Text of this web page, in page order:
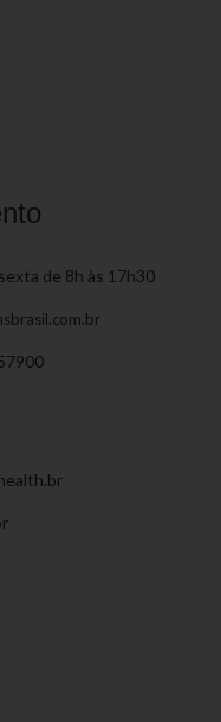
de 8h às 17h30